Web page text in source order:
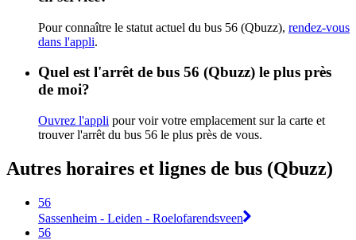
Pour connaître le statut actuel du bus 56 (Qbuzz), rendez-vous
dans l'appli.
Quel est l'arrêt de bus 56 (Qbuzz) le plus près
de moi?
Ouvrez l'appli pour voir votre emplacement sur la carte et
trouver l'arrêt du bus 56 le plus près de vous.
Autres horaires et lignes de bus (Qbuzz)
56
Sassenheim - Leiden - Roelofarendsveen
56